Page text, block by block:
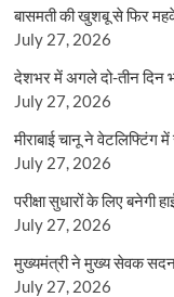
बासमती की खुशबू से फिर
July 27, 2026
देशभर में अगले दो-तीन दिन
July 27, 2026
मीराबाई चानू ने वेटलिफ्टिंग
July 27, 2026
परीक्षा सुधारों के लिए बनेगी
July 27, 2026
मुख्यमंत्री ने मुख्य सेवक सदन
July 27, 2026